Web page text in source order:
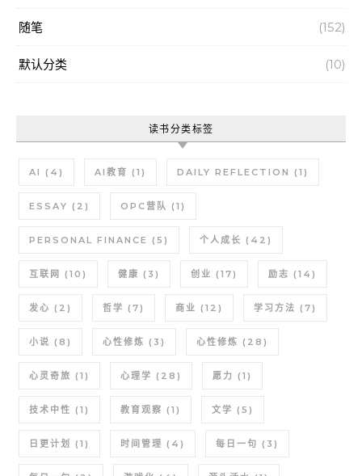
随笔 (152)
默认分类 (10)
读书分类标签
AI (4) AI教育 (1) DAILY REFLECTION (1)
ESSAY (2) OPC营队 (1)
PERSONAL FINANCE (5) 个人成长 (42)
互联网 (10) 健康 (3) 创业 (17) 励志 (14)
发心 (2) 哲学 (7) 商业 (12) 学习方法 (7)
小说 (8) 心性修炼 (3) 心性修炼 (28)
心灵奇旅 (1) 心理学 (28) 愿力 (1)
技术中性 (1) 教育观察 (1) 文学 (5)
日更计划 (1) 时间管理 (4) 每日一句 (3)